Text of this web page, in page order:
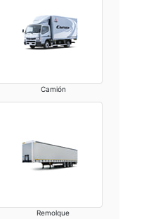
Camión
Remolque